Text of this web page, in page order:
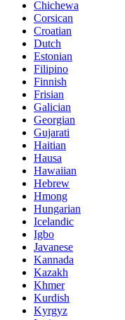
Chichewa
Corsican
Croatian
Dutch
Estonian
Filipino
Finnish
Frisian
Galician
Georgian
Gujarati
Haitian
Hausa
Hawaiian
Hebrew
Hmong
Hungarian
Icelandic
Igbo
Javanese
Kannada
Kazakh
Khmer
Kurdish
Kyrgyz